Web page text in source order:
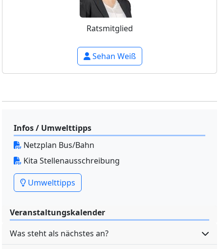
Ratsmitglied
Sehan Weiß
Infos / Umwelttipps
Netzplan Bus/Bahn
Kita Stellenausschreibung
Umwelttipps
Veranstaltungskalender
Was steht als nächstes an?